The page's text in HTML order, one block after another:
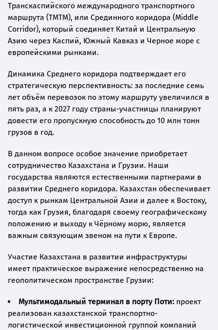
Транскаспийского международного транспортного
маршрута (ТМТМ), или Срединного коридора (Middle
Corridor), который соединяет Китай и Центральную
Азию через Каспий, Южный Кавказ и Черное море с
европейскими рынками.
Динамика Среднего коридора подтверждает его
стратегическую перспективность: за последние семь
лет объём перевозок по этому маршруту увеличился в
пять раз, а к 2027 году страны-участницы планируют
довести его пропускную способность до 10 млн тонн
грузов в год.
В данном вопросе особое значение приобретает
сотрудничество Казахстана и Грузии. Наши
государства являются естественными партнерами в
развитии Среднего коридора. Казахстан обеспечивает
доступ к рынкам Центральной Азии и далее к Востоку,
тогда как Грузия, благодаря своему географическому
положению и выходу к Чёрному морю, является
важным связующим звеном на пути к Европе.
Участие Казахстана в развитии инфраструктуры
имеет практическое выражение непосредственно на
геополитическом пространстве Грузии:
Мультимодальный терминал в порту Поти: проект
реализован казахстанской транспортно-
логистической инвестиционной группой компаний